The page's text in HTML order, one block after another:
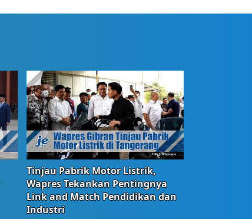
Tinjau Pabrik Motor Listrik,
Wapres Tekankan Pentingnya
Link and Match Pendidikan dan
Industri